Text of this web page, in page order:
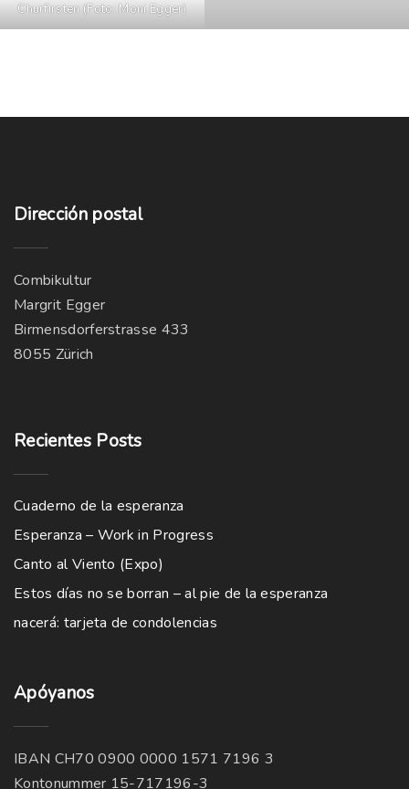
Churfirsten (Foto: Moni Egger)
Dirección postal
Combikultur
Margrit Egger
Birmensdorferstrasse 433
8055 Zürich
Recientes Posts
Cuaderno de la esperanza
Esperanza – Work in Progress
Canto al Viento (Expo)
Estos días no se borran – al pie de la esperanza
nacerá: tarjeta de condolencias
Apóyanos
IBAN CH70 0900 0000 1571 7196 3
Kontonummer 15-717196-3